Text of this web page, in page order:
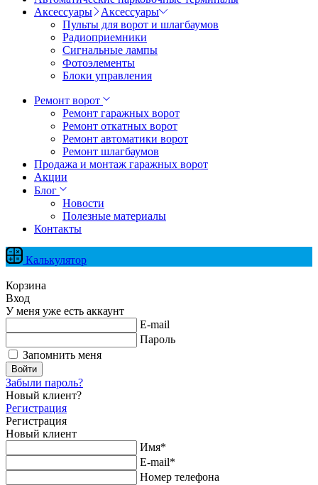
Аксессуары
Аксессуары
Пульты для ворот и шлагбаумов
Радиоприемники
Сигнальные лампы
Фотоэлементы
Блоки управления
Ремонт ворот
Ремонт гаражных ворот
Ремонт откатных ворот
Ремонт автоматики ворот
Ремонт шлагбаумов
Продажа и монтаж гаражных ворот
Акции
Блог
Новости
Полезные материалы
Контакты
Калькулятор
Корзина
Вход
У меня уже есть аккаунт
E-mail
Пароль
Запомнить меня
Войти
Забыли пароль?
Новый клиент?
Регистрация
Регистрация
Новый клиент
Имя*
E-mail*
Номер телефона